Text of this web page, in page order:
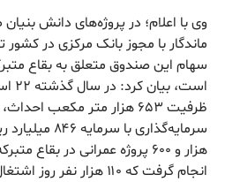
وی با اعلام؛ در پروژه‌های دانش
سهام این صندوق متعلق به بقاع
هزار و ۶۰۰ پروژه عمرانی در بقاع
انجام گرفت که ۱۱۰ هزار نفر روز اشتغال شکل می‌دهد.